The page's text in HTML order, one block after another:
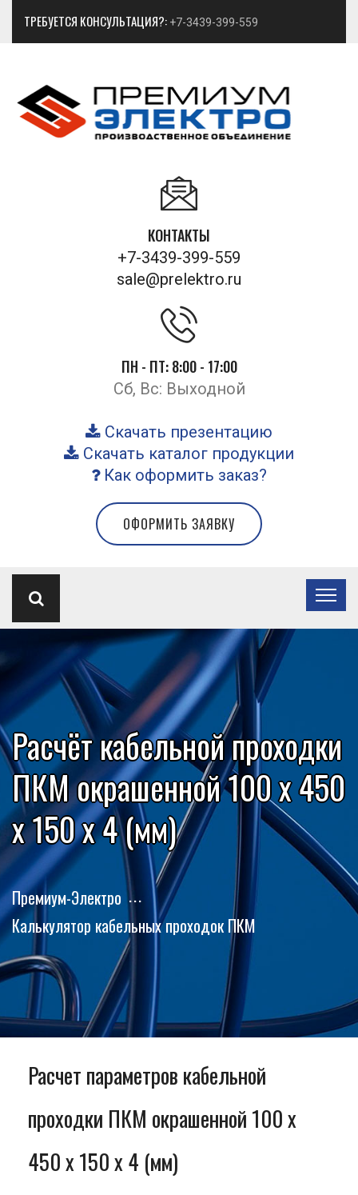
ТРЕБУЕТСЯ КОНСУЛЬТАЦИЯ?: +7-3439-399-559
КОНТАКТЫ
+7-3439-399-559
sale@prelektro.ru
ПН - ПТ: 8:00 - 17:00
Сб, Вс: Выходной
Скачать презентацию
Скачать каталог продукции
Как оформить заказ?
ОФОРМИТЬ ЗАЯВКУ
Расчёт кабельной проходки
ПКМ окрашенной 100 x 450
x 150 x 4 (мм)
Премиум-Электро
Калькулятор кабельных проходок ПКМ
Расчет параметров кабельной
проходки ПКМ окрашенной 100 x
450 x 150 x 4 (мм)